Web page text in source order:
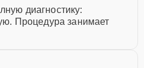
диагностику:
Процедура занимает